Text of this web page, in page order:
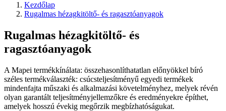
Kezdőlap
Rugalmas hézagkitöltő- és ragasztóanyagok
Rugalmas hézagkitöltő- és
ragasztóanyagok
A Mapei termékkínálata: összehasonlíthatatlan előnyökkel bíró
széles termékválaszték: csúcsteljesítményű egyedi termékek
mindenfajta műszaki és alkalmazási követelményhez, melyek révén
olyan garantált teljesítményjellemzőkre és eredményekre építhet,
amelyek hosszú évekig megőrzik megbízhatóságukat.